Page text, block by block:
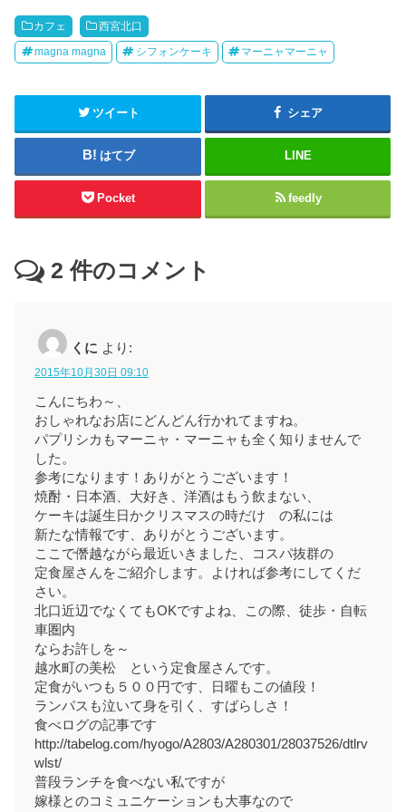
カフェ 西宮北口
magna magna シフォンケーキ マーニャマーニャ
ツイート シェア
はてブ LINE
Pocket feedly
2 件のコメント
くに より:
2015年10月30日 09:10
こんにちわ～、
おしゃれなお店にどんどん行かれてますね。
パプリシカもマーニャ・マーニャも全く知りませんで
した。
参考になります！ありがとうございます！
焼酎・日本酒、大好き、洋酒はもう飲まない、
ケーキは誕生日かクリスマスの時だけ の私には
新たな情報です、ありがとうございます。
ここで僭越ながら最近いきました、コスパ抜群の
定食屋さんをご紹介します。よければ参考にしてくだ
さい。
北口近辺でなくてもOKですよね、この際、徒歩・自転
車圏内
ならお許しを～
越水町の美松 という定食屋さんです。
定食がいつも５００円です、日曜もこの値段！
ランパスも泣いて身を引く、すばらしさ！
食べログの記事です
http://tabelog.com/hyogo/A2803/A280301/28037526/dtlrv
wlst/
普段ランチを食べない私ですが
嫁様とのコミュニケーションも大事なので